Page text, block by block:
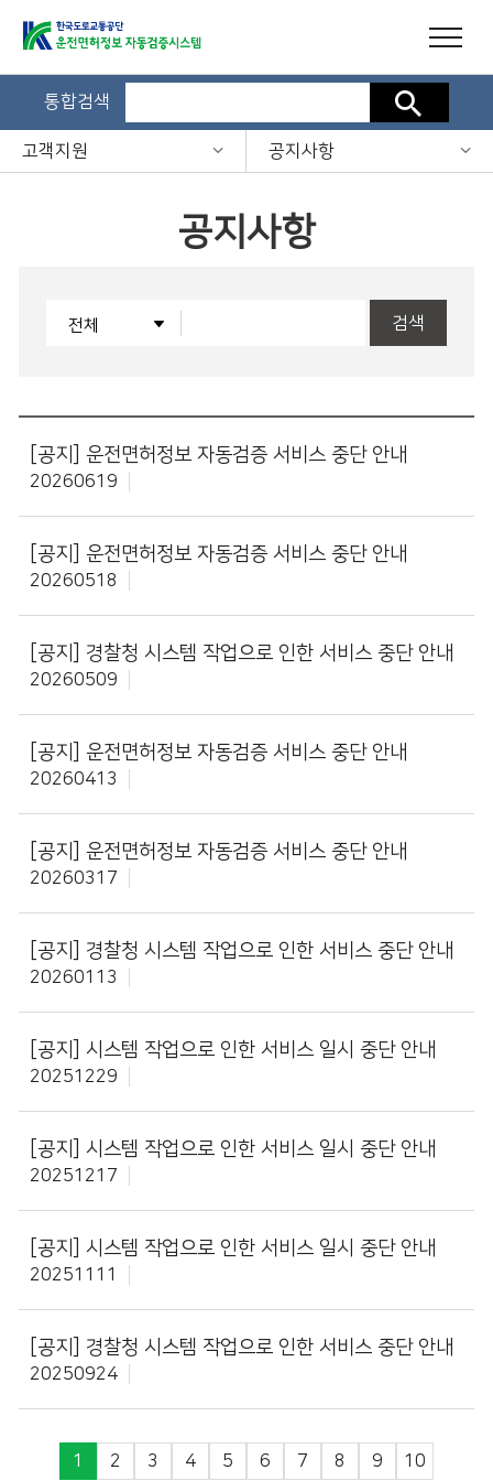
통합검색 검색
고객지원 공지사항
공지사항
검색
[공지] 운전면허정보 자동검증 서비스 중단 안내
20260619
[공지] 운전면허정보 자동검증 서비스 중단 안내
20260518
[공지] 경찰청 시스템 작업으로 인한 서비스 중단 안내
20260509
[공지] 운전면허정보 자동검증 서비스 중단 안내
20260413
[공지] 운전면허정보 자동검증 서비스 중단 안내
20260317
[공지] 경찰청 시스템 작업으로 인한 서비스 중단 안내
20260113
[공지] 시스템 작업으로 인한 서비스 일시 중단 안내
20251229
[공지] 시스템 작업으로 인한 서비스 일시 중단 안내
20251217
[공지] 시스템 작업으로 인한 서비스 일시 중단 안내
20251111
[공지] 경찰청 시스템 작업으로 인한 서비스 중단 안내
20250924
1 2 3 4 5 6 7 8 9 10